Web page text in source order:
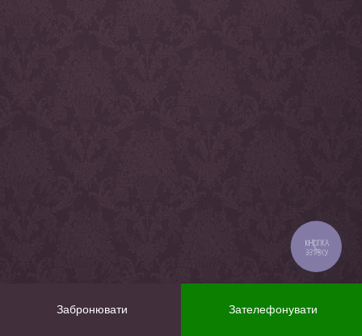
Забронювати Зателефонувати
КНОПКА
ЗВ'ЯЗКУ